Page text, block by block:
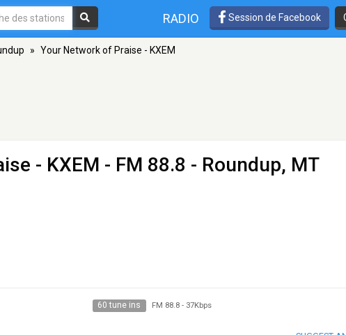
RADIO Session de Facebook
» Your Network of Praise - KXEM
- KXEM - FM 88.8 - Roundup, MT
60 tune ins FM 88.8- 37Kbps